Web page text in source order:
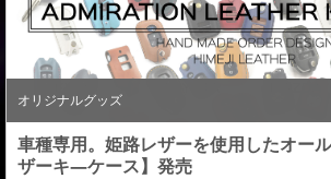
オリジナルグッズ
車種専用。姫路レザーを使用したオー
ザーキ―ケース】発売